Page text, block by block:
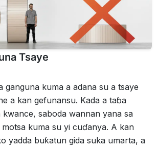
Tsaye
ganguna kuma a adana su a tsaye
a kan gefunansu. Kada a taɓa
kwance, saboda wannan yana sa
kuma su yi cuɗanya. A kan
yadda buƙatun gida suka umarta, a